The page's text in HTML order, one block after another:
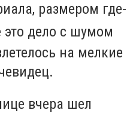
размером где-
это дело с шумом
на мелкие
вчера шел